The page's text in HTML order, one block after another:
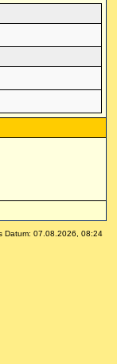
Datum: 07.08.2026, 08:24